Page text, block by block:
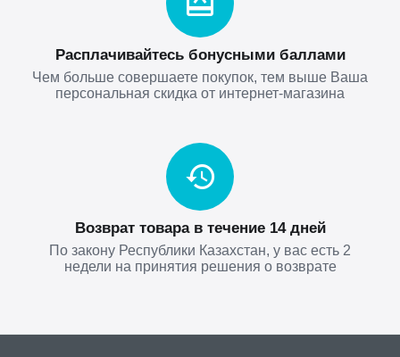
Расплачивайтесь бонусными баллами
Чем больше совершаете покупок, тем выше Ваша
персональная скидка от интернет-магазина
Возврат товара в течение 14 дней
По закону Республики Казахстан, у вас есть 2
недели на принятия решения о возврате